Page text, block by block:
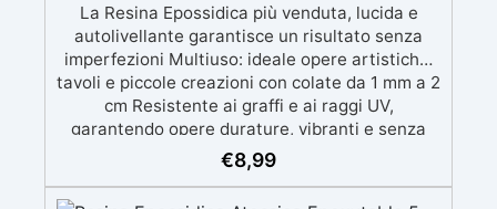
La Resina Epossidica più venduta, lucida e
autolivellante garantisce un risultato senza
imperfezioni Multiuso: ideale opere artistiche,
tavoli e piccole creazioni con colate da 1 mm a 2
cm Resistente ai graffi e ai raggi UV,
garantendo opere durature, vibranti e senza
ingiallimenti nel tempo Bassa viscosità e
formula anti-bolle per risultati impeccabili,
€8,99